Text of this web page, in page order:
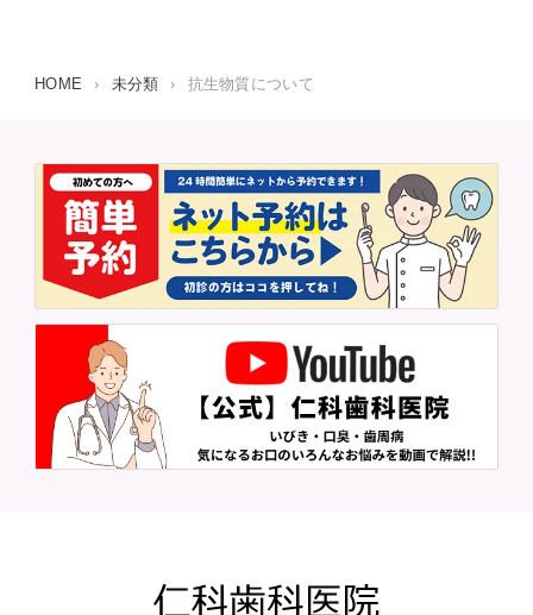
HOME › 未分類 › 抗生物質について